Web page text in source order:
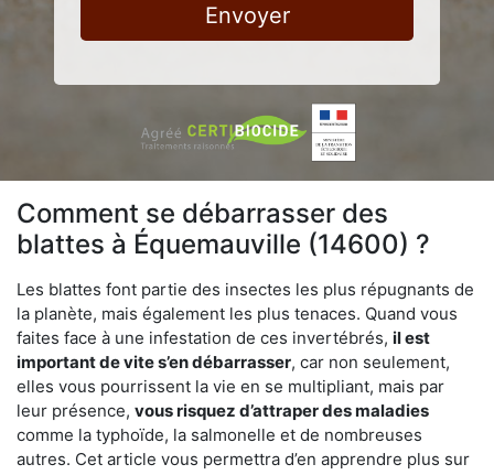
Envoyer
Comment se débarrasser des
blattes à Équemauville (14600) ?
Les blattes font partie des insectes les plus répugnants de
la planète, mais également les plus tenaces. Quand vous
faites face à une infestation de ces invertébrés, il est
important de vite s’en débarrasser, car non seulement,
elles vous pourrissent la vie en se multipliant, mais par
leur présence, vous risquez d’attraper des maladies
comme la typhoïde, la salmonelle et de nombreuses
autres. Cet article vous permettra d’en apprendre plus sur